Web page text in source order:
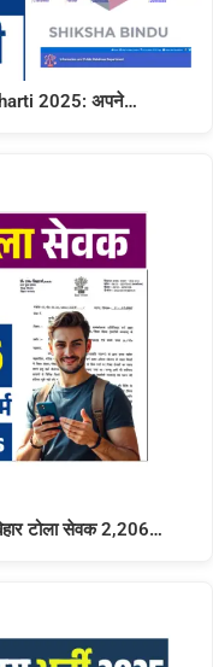
2025: अपने…
टोला सेवक 2,206…